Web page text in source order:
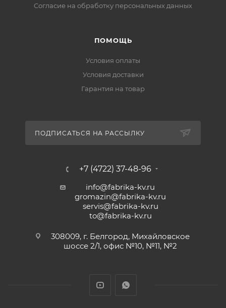
Cогласие на обработку персональных данных
ПОМОЩЬ
Условия оплаты
Условия доставки
Гарантия на товар
ПОДПИСАТЬСЯ НА РАССЫЛКУ
+7 (4722) 37-48-96
info@fabrika-kv.ru
gromazin@fabrika-kv.ru
servis@fabrika-kv.ru
to@fabrika-kv.ru
308009, г. Белгород, Михайловское
шоссе 2/1, офис №10, №11, №2